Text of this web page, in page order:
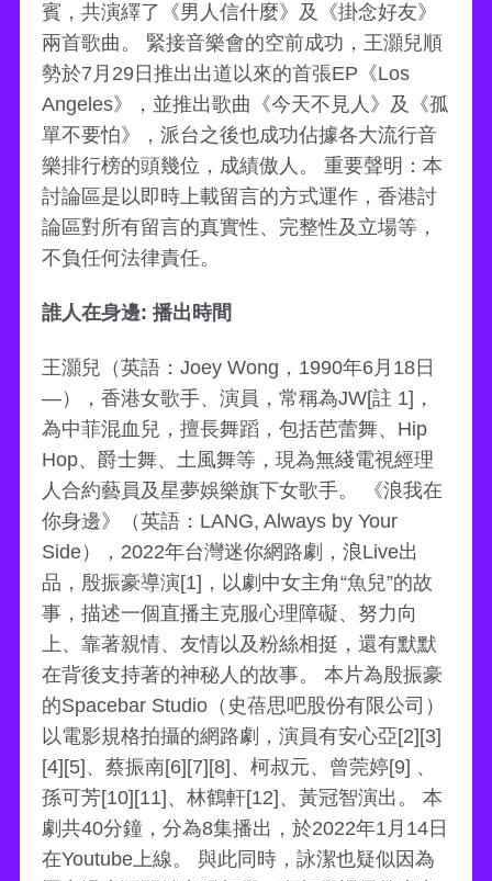
賓，共演繹了《男人信什麼》及《掛念好友》
兩首歌曲。 緊接音樂會的空前成功，王灝兒順
勢於7月29日推出出道以來的首張EP《Los
Angeles》，並推出歌曲《今天不見人》及《孤
單不要怕》，派台之後也成功佔據各大流行音
樂排行榜的頭幾位，成績傲人。 重要聲明：本
討論區是以即時上載留言的方式運作，香港討
論區對所有留言的真實性、完整性及立場等，
不負任何法律責任。
誰人在身邊: 播出時間
王灝兒（英語：Joey Wong，1990年6月18日
—），香港女歌手、演員，常稱為JW[註 1]，
為中菲混血兒，擅長舞蹈，包括芭蕾舞、Hip
Hop、爵士舞、土風舞等，現為無綫電視經理
人合約藝員及星夢娛樂旗下女歌手。 《浪我在
你身邊》（英語：LANG, Always by Your
Side），2022年台灣迷你網路劇，浪Live出
品，殷振豪導演[1]，以劇中女主角“魚兒”的故
事，描述一個直播主克服心理障礙、努力向
上、靠著親情、友情以及粉絲相挺，還有默默
在背後支持著的神秘人的故事。 本片為殷振豪
的Spacebar Studio（史蓓思吧股份有限公司）
以電影規格拍攝的網路劇，演員有安心亞[2][3]
[4][5]、蔡振南[6][7][8]、柯叔元、曾莞婷[9] 、
孫可芳[10][11]、林鶴軒[12]、黃冠智演出。 本
劇共40分鐘，分為8集播出，於2022年1月14日
在Youtube上線。 與此同時，詠潔也疑似因為